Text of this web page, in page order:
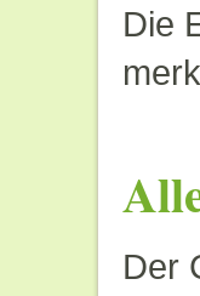
Die
Der